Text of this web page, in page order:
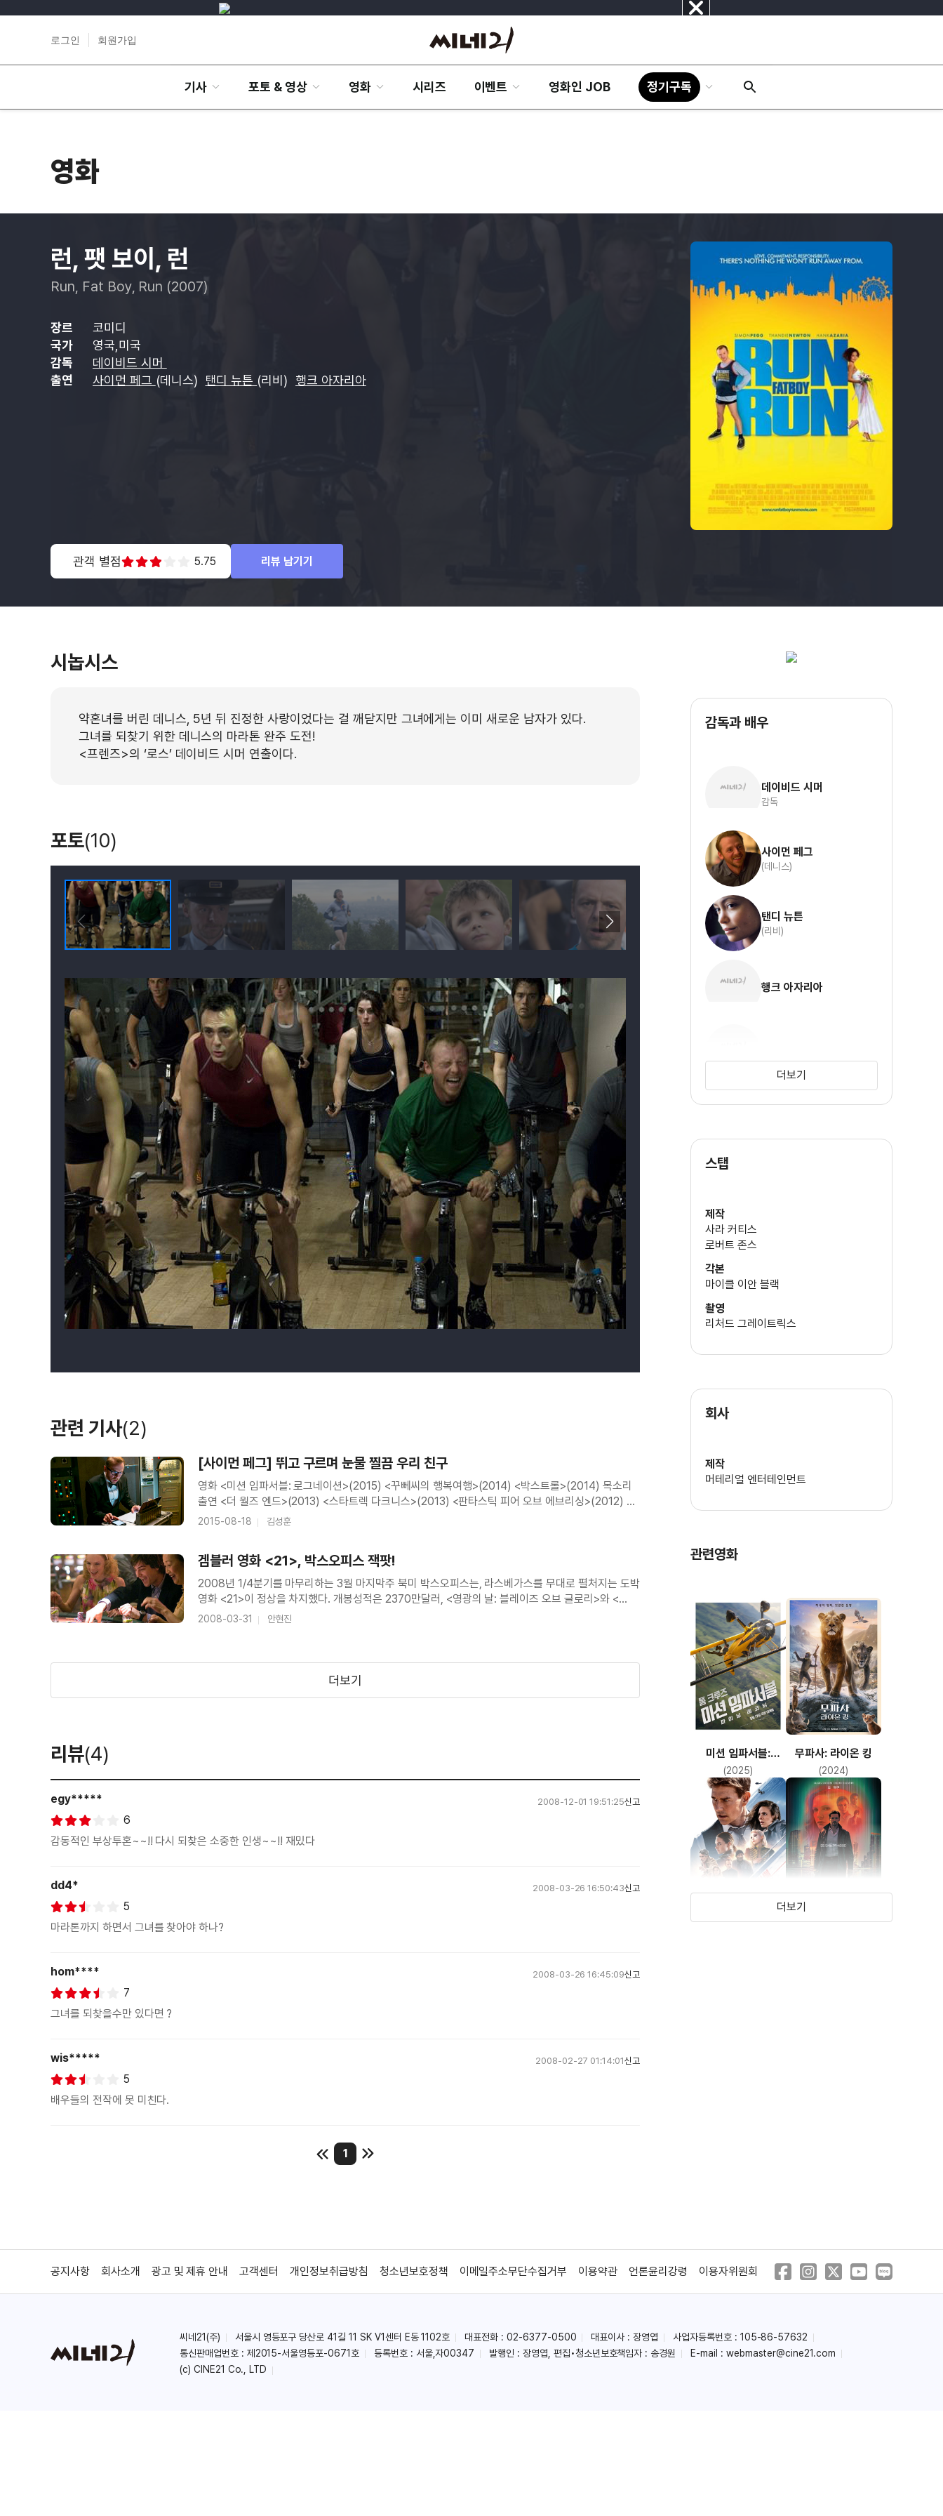
닫
로그인 회원가입
기사 포토 & 영상 영화 시리즈 이벤트 영화인 JOB 정기구독
영화
런, 팻 보이, 런
Run, Fat Boy, Run (2007)
장르
코미디
국가
영국,미국
감독
데이비드 시머
출연
사이먼 페그 (데니스) 탠디 뉴튼 (리비) 행크 아자리아
관객 별점 5.75 리뷰 남기기
시놉시스
약혼녀를 버린 데니스, 5년 뒤 진정한 사랑이었다는 걸 깨닫지만 그녀에게는 이미 새로운 남자가 있다.
그녀를 되찾기 위한 데니스의 마라톤 완주 도전!
<프렌즈>의 ‘로스’ 데이비드 시머 연출이다.
포토(10)
관련 기사(2)
[사이먼 페그] 뛰고 구르며 눈물 찔끔 우리 친구
영화 <미션 임파서블: 로그네이션>(2015) <꾸뻬씨의 행복여행>(2014) <박스트롤>(2014) 목소리
출연 <더 월즈 엔드>(2013) <스타트렉 다크니스>(2013) <판타스틱 피어 오브 에브리싱>(2012) <
미션 임파서블: 고스트 프로토콜>(2011) <틴틴: 유니
2015-08-18 김성훈
겜블러 영화 <21>, 박스오피스 잭팟!
2008년 1/4분기를 마무리하는 3월 마지막주 북미 박스오피스는, 라스베가스를 무대로 펼처지는 도박
영화 <21>이 정상을 차지했다. 개봉성적은 2370만달러, <영광의 날: 블레이즈 오브 글로리>와 <
로빈슨 가족>이 개봉한 전년도 동기간과 비교하면 낮은 성적이지만, 3500만달러라는 제작비로
2008-03-31 안현진
더보기
리뷰(4)
egy***** 2008-12-01 19:51:25신고
6
감동적인 부상투혼~~!! 다시 되찾은 소중한 인생~~!! 재밌다
dd4* 2008-03-26 16:50:43신고
5
마라톤까지 하면서 그녀를 찾아야 하나?
hom**** 2008-03-26 16:45:09신고
7
그녀를 되찾을수만 있다면 ?
wis***** 2008-02-27 01:14:01신고
5
배우들의 전작에 못 미친다.
1
감독과 배우
데이비드 시머
감독
사이먼 페그
(데니스)
탠디 뉴튼
(리비)
행크 아자리아
더보기
스탭
제작
사라 커티스
로버트 존스
각본
마이클 이안 블랙
촬영
리처드 그레이트릭스
회사
제작
머테리얼 엔터테인먼트
관련영화
미션 임파서블:
파이널 레코닝
(2025)
무파사: 라이온 킹
(2024)
터미널 슬러터하우스 룰즈
더보기
공지사항 회사소개 광고 및 제휴 안내 고객센터 개인정보취급방침 청소년보호정책 이메일주소무단수집거부 이용약관 언론윤리강령 이용자위원회
씨네21(주) 서울시 영등포구 당산로 41길 11 SK V1센터 E동 1102호 대표전화 : 02-6377-0500 대표이사 : 장영엽
사업자등록번호 : 105-86-57632
통신판매업번호 : 제2015-서울영등포-0671호
등록번호 : 서울,자00347 발행인 : 장영엽, 편집•청소년보호책임자 : 송경원 E-mail : webmaster@cine21.com
(c) CINE21 Co., LTD